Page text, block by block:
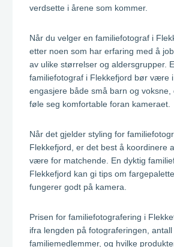
verdsette i årene som kommer.
Når du velger en familiefotograf i
etter noen som har erfaring med å
av ulike størrelser og aldersgrupper.
familiefotograf i Flekkefjord bør være
engasjere både små barn og voksne,
føle seg komfortable foran kameraet.
Når det gjelder styling for
Flekkefjord, er det best å koordinere
være for matchende. En dyktig
Flekkefjord kan gi tips om
fungerer godt på kamera.
Prisen for familiefotografering i
ifra lengden på fotograferingen, antall
familiemedlemmer, og hvilke